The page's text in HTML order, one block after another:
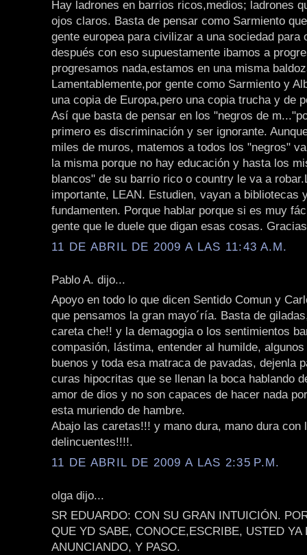
Hay ladrones en barrios ricos,medios; ladrones
ojos claros. Basta de pensar como Sarmiento
gente europea para civilizar a una sociedad para
después con eso supuestamente ibamos a
progresamos nada,estamos en una misma
Lamentablemente,por gente como Sarmiento y
una copia de Europa,pero una copia trucha y de
Así que basta de pensar en los "negros de
primero es discriminación y ser ignorante.
miles de muros, matemos a todos los "negros"
la misma porque no hay educación y hasta los
blancos" de su barrio rico o country le va a
importante, LEAN. Estudien, vayan a bibliotecas
fundamenten. Porque hablar porque si es muy
gente que le duele que digan esas cosas.
11 DE ABRIL DE 2009 A LAS 11:43 A.M.
Pablo A. dijo...
Apoyo en todo lo que dicen Sentido Comun y
que pensamos la gran mayo´ría. Basta de
careta che!! y la demagogia o los sentimientos
compasión, lástima, entender al humilde,
buenos y toda esa matraca de pavadas, dejenla
curas hipocritas que se llenan la boca hablando
amor de dios y no son capaces de hacer nada
esta muriendo de hambre.
Abajo las caretas!!! y mano dura, mano dura con
delincuentes!!!!.
11 DE ABRIL DE 2009 A LAS 2:35 P.M.
olga dijo...
SR EDUARDO: CON SU GRAN INTUICIÓN.
QUE YD SABE, CONOCE,ESCRIBE, USTED YA
ANUNCIANDO, Y PASO.